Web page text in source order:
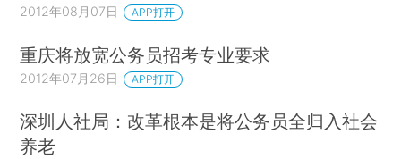
2012年08月07日 APP打开
重庆将放宽公务员招考专业要求
2012年07月26日 APP打开
深圳人社局：改革根本是将公务员全归入社会
养老